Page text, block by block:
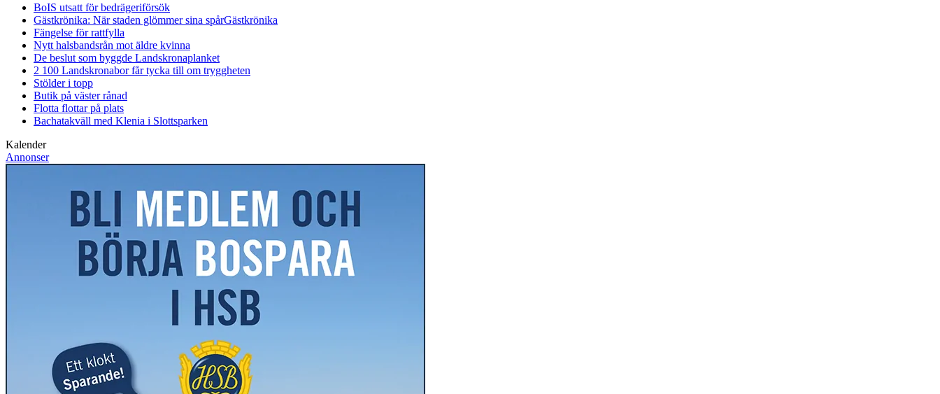
BoIS utsatt för bedrägeriförsök
Gästkrönika: När staden glömmer sina spårGästkrönika
Fängelse för rattfylla
Nytt halsbandsrån mot äldre kvinna
De beslut som byggde Landskronaplanket
2 100 Landskronabor får tycka till om tryggheten
Stölder i topp
Butik på väster rånad
Flotta flottar på plats
Bachatakväll med Klenia i Slottsparken
Kalender
Annonser